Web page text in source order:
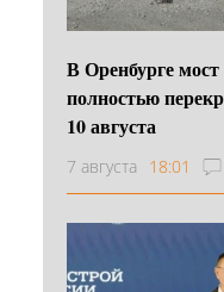
В Оренбурге
полностью
10 августа
7 августа 18:01